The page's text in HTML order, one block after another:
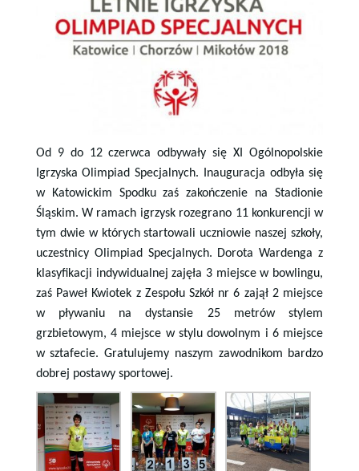
Od 9 do 12 czerwca odbywały się XI Ogólnopolskie
Igrzyska Olimpiad Specjalnych. Inauguracja odbyła się
w Katowickim Spodku zaś zakończenie na Stadionie
Śląskim. W ramach igrzysk rozegrano 11 konkurencji w
tym dwie w których startowali uczniowie naszej szkoły,
uczestnicy Olimpiad Specjalnych. Dorota Wardenga z
klasyfikacji indywidualnej zajęła 3 miejsce w bowlingu,
zaś Paweł Kwiotek z Zespołu Szkół nr 6 zajął 2 miejsce
w pływaniu na dystansie 25 metrów stylem
grzbietowym, 4 miejsce w stylu dowolnym i 6 miejsce
w sztafecie. Gratulujemy naszym zawodnikom bardzo
dobrej postawy sportowej.